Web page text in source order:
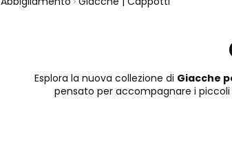
Esplora la nuova collezione di Giacche
pensato per accompagnare i